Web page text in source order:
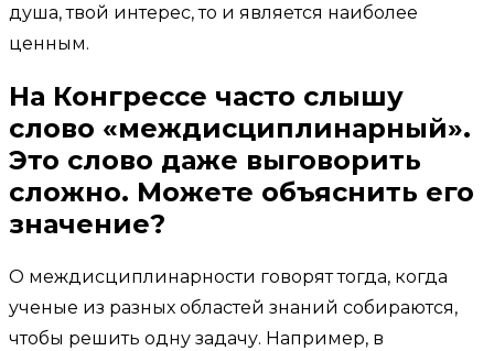
душа, твой интерес, то и является наиболее
ценным.
На Конгрессе часто слышу
слово «междисциплинарный».
Это слово даже выговорить
сложно. Можете объяснить его
значение?
О междисциплинарности говорят тогда, когда
ученые из разных областей знаний собираются,
чтобы решить одну задачу. Например, в